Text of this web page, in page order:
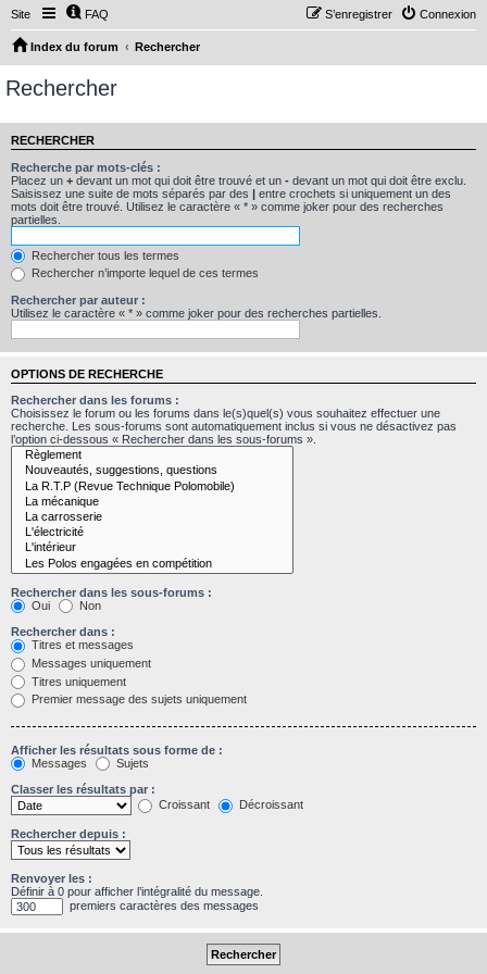
Site FAQ Connexion
S’enregistrer
Index du forum Rechercher
Rechercher
RECHERCHER
Recherche par mots-clés :
Placez un + devant un mot qui doit être trouvé et un - devant un mot qui doit être exclu.
Saisissez une suite de mots séparés par des | entre crochets si uniquement un des
mots doit être trouvé. Utilisez le caractère « * » comme joker pour des recherches
partielles.
Rechercher tous les termes
Rechercher n’importe lequel de ces termes
Rechercher par auteur :
Utilisez le caractère « * » comme joker pour des recherches partielles.
OPTIONS DE RECHERCHE
Rechercher dans les forums :
Choisissez le forum ou les forums dans le(s)quel(s) vous souhaitez effectuer une
recherche. Les sous-forums sont automatiquement inclus si vous ne désactivez pas
l’option ci-dessous « Rechercher dans les sous-forums ».
Rechercher dans les sous-forums :
Oui
Non
Rechercher dans :
Titres et messages
Messages uniquement
Titres uniquement
Premier message des sujets uniquement
Afficher les résultats sous forme de :
Messages
Sujets
Classer les résultats par :
Croissant
Décroissant
Rechercher depuis :
Renvoyer les :
Définir à 0 pour afficher l’intégralité du message.
premiers caractères des messages